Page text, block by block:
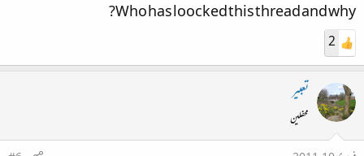
Who has loocked this thread and why?
2
تعبیر
محفلین